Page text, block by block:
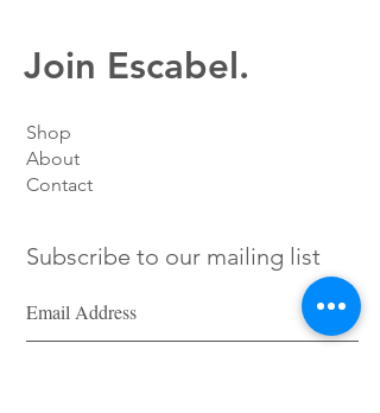
Join Escabel.
Shop
About
Contact
Subscribe to our mailing list